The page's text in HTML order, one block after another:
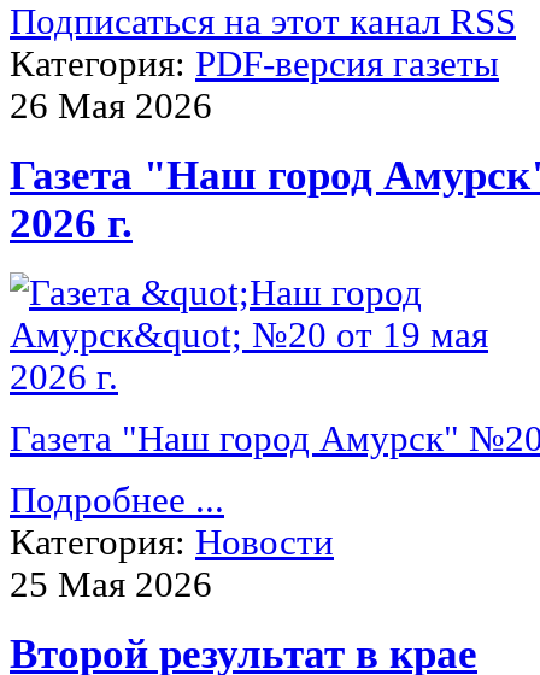
Подписаться на этот канал RSS
Категория: PDF-версия газеты
26 Мая 2026
Газета "Наш город
2026 г.
Газета "Наш город Амурск"
Подробнее ...
Категория: Новости
25 Мая 2026
Второй результат в крае